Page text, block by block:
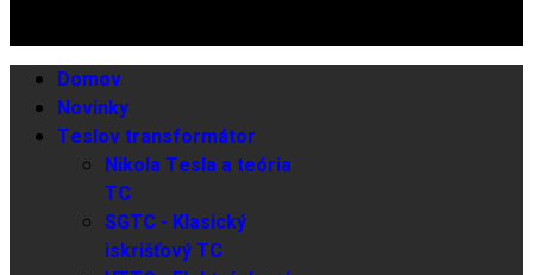
Domov
Novinky
Teslov transformátor
Nikola Tesla a teória
TC
SGTC - Klasický
iskrišťový TC